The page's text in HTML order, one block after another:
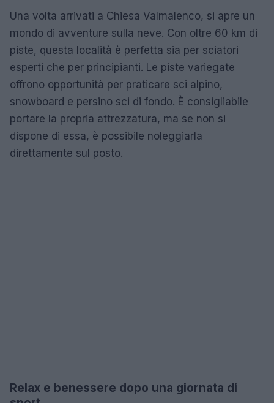
Una volta arrivati a Chiesa Valmalenco, si apre un
mondo di avventure sulla neve. Con oltre 60 km di
piste, questa località è perfetta sia per sciatori
esperti che per principianti. Le piste variegate
offrono opportunità per praticare sci alpino,
snowboard e persino sci di fondo. È consigliabile
portare la propria attrezzatura, ma se non si
dispone di essa, è possibile noleggiarla
direttamente sul posto.
Relax e benessere dopo una giornata di